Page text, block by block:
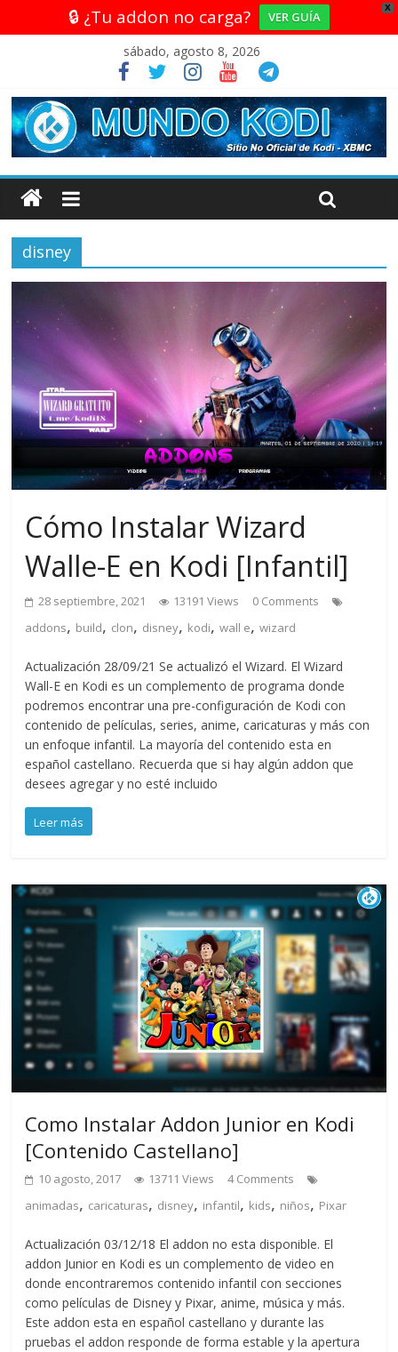
X
🔒 ¿Tu addon no carga? VER GUÍA
sábado, agosto 8, 2026
disney
Cómo Instalar Wizard
Walle-E en Kodi [Infantil]
28 septiembre, 2021 13191 Views
0 Comments
addons, build, clon, disney, kodi,wall e,wizard
Actualización 28/09/21 Se actualizó el Wizard. El Wizard
Wall-E en Kodi es un complemento de programa donde
podremos encontrar una pre-configuración de Kodi con
contenido de películas, series, anime, caricaturas y más con
un enfoque infantil. La mayoría del contenido esta en
español castellano. Recuerda que si hay algún addon que
desees agregar y no esté incluido
Leer más
Como Instalar Addon Junior en Kodi
[Contenido Castellano]
10 agosto, 2017 13711 Views
4 Comments
animadas, caricaturas, disney, infantil, kids, niños, Pixar
Actualización 03/12/18 El addon no esta disponible. El
addon Junior en Kodi es un complemento de video en
donde encontraremos contenido infantil con secciones
como películas de Disney y Pixar, anime, música y más.
Este addon esta en español castellano y durante las
pruebas el addon responde de forma estable y la apertura